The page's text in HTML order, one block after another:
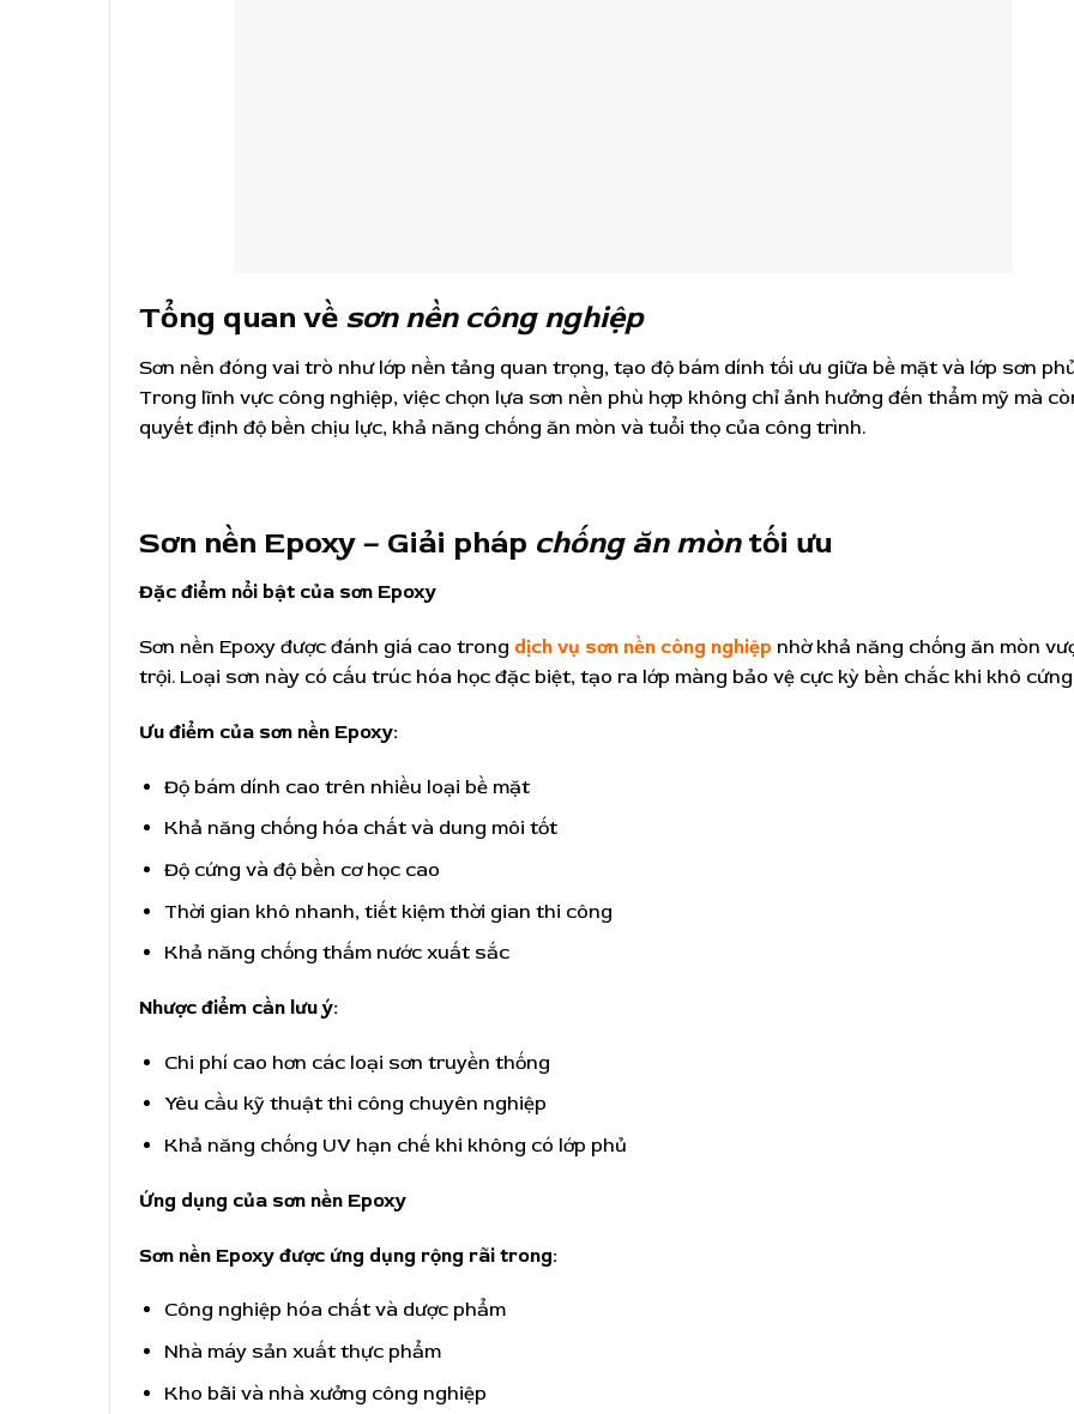
Tổng quan về sơn nền công nghiệp
Sơn nền đóng vai trò như lớp nền tảng quan trọng, tạo độ bám dính tối ưu giữa bề mặt và lớp sơn
Trong lĩnh vực công nghiệp, việc chọn lựa sơn nền phù hợp không chỉ ảnh hưởng đến thẩm mỹ mà
quyết định độ bền chịu lực, khả năng chống ăn mòn và tuổi thọ của công trình.
Sơn nền Epoxy – Giải pháp chống ăn mòntối ưu
Đặc điểm nổi bật của sơn Epoxy
Sơn nền Epoxy được đánh giá cao trong dịch vụ sơn nền công nghiệp nhờ khả năng chống ăn mòn
trội. Loại sơn này có cấu trúc hóa học đặc biệt, tạo ra lớp màng bảo vệ cực kỳ bền chắc khi khô
Ưu điểm của sơn nền Epoxy:
Độ bám dính cao trên nhiều loại bề mặt
Khả năng chống hóa chất và dung môi tốt
Độ cứng và độ bền cơ học cao
Thời gian khô nhanh, tiết kiệm thời gian thi công
Khả năng chống thấm nước xuất sắc
Nhược điểm cần lưu ý:
Chi phí cao hơn các loại sơn truyền thống
Yêu cầu kỹ thuật thi công chuyên nghiệp
Khả năng chống UV hạn chế khi không có lớp phủ
Ứng dụng của sơn nền Epoxy
Sơn nền Epoxy được ứng dụng rộng rãi trong:
Công nghiệp hóa chất và dược phẩm
Nhà máy sản xuất thực phẩm
Kho bãi và nhà xưởng công nghiệp